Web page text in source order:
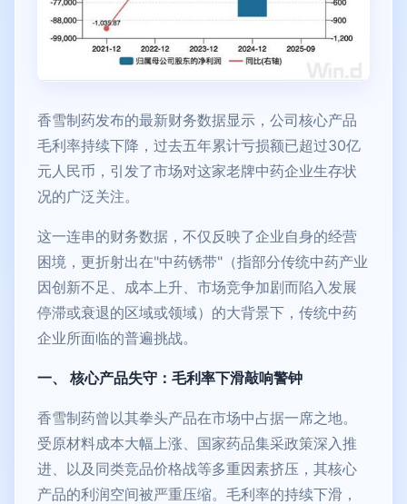
香雪制药发布的最新财务数据显示，公司核心产品
毛利率持续下降，过去五年累计亏损额已超过30亿
元人民币，引发了市场对这家老牌中药企业生存状
况的广泛关注。
这一连串的财务数据，不仅反映了企业自身的经营
困境，更折射出在"中药锈带"（指部分传统中药产业
因创新不足、成本上升、市场竞争加剧而陷入发展
停滞或衰退的区域或领域）的大背景下，传统中药
企业所面临的普遍挑战。
一、 核心产品失守：毛利率下滑敲响警钟
香雪制药曾以其拳头产品在市场中占据一席之地。
受原材料成本大幅上涨、国家药品集采政策深入推
进、以及同类竞品价格战等多重因素挤压，其核心
产品的利润空间被严重压缩。毛利率的持续下滑，